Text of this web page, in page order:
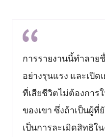
การรายงานนี้ทำลาย
อย่างรุนแรง และเปิ
ที่เสียชีวิตไม่ต้องกา
ของเขา ซึ่งถ้าเป็นผู้ที่
เป็นการละเมิดสิทธิใ